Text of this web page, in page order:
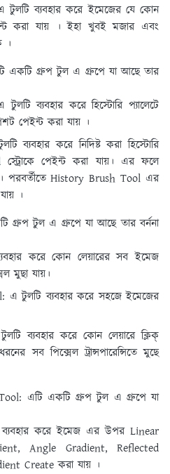
ব্যবহার করে ইমেজের যে কোন
করা যায় । ইহা খুবই মজার এবং
।
একটি গ্রুপ টুল এ গ্রুপে যা আছে তার
ব্যবহার করে হিস্টোরি প্যালেটে
পেইন্ট করা যায় ।
করে নিদিষ্ট করা হিস্টোরি
স্ট্রোকে পেইন্ট করা যায়। এর ফলে
পরবর্তীতে History Brush Tool এর
।
গ্রুপ টুল এ গ্রুপে যা আছে তার বর্ননা
করে কোন লেয়ারের সব ইমেজ
মুছা যায়।
এ টুলটি ব্যবহার করে সহজে ইমেজের
ব্যবহার করে কোন লেয়ারে ক্লিক্
সব পিক্সেল ট্রান্সপারেন্সিতে মুছে
এটি একটি গ্রুপ টুল এ গ্রুপে যা
করে ইমেজ এর উপর Linear
Angle Gradient, Reflected
Create করা যায় ।